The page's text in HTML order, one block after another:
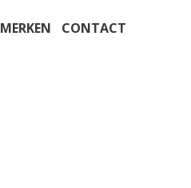
MERKEN CONTACT